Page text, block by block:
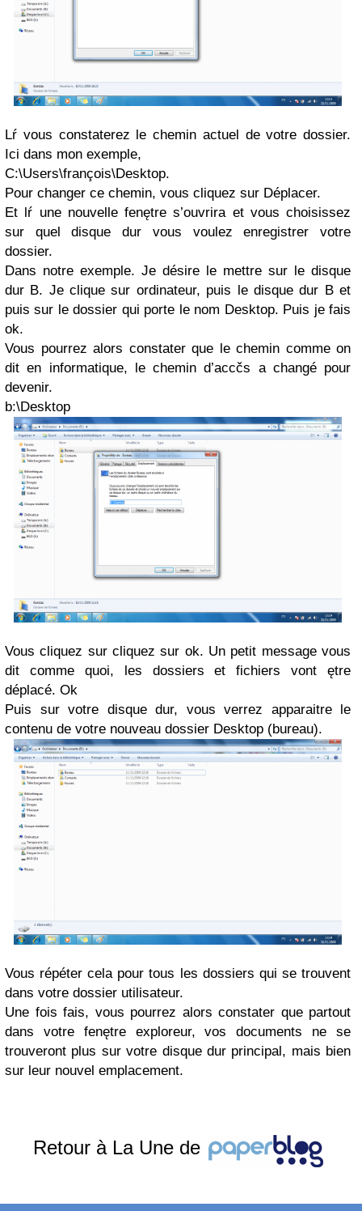
Lŕ vous constaterez le chemin actuel de votre dossier.
Ici dans mon exemple,
C:\Users\françois\Desktop.
Pour changer ce chemin, vous cliquez sur Déplacer.
Et lŕ une nouvelle fenętre s’ouvrira et vous choisissez
sur quel disque dur vous voulez enregistrer votre
dossier.
Dans notre exemple. Je désire le mettre sur le disque
dur B. Je clique sur ordinateur, puis le disque dur B et
puis sur le dossier qui porte le nom Desktop. Puis je fais
ok.
Vous pourrez alors constater que le chemin comme on
dit en informatique, le chemin d’accčs a changé pour
devenir.
b:\Desktop
Vous cliquez sur cliquez sur ok. Un petit message vous
dit comme quoi, les dossiers et fichiers vont ętre
déplacé. Ok
Puis sur votre disque dur, vous verrez apparaitre le
contenu de votre nouveau dossier Desktop (bureau).
Vous répéter cela pour tous les dossiers qui se trouvent
dans votre dossier utilisateur.
Une fois fais, vous pourrez alors constater que partout
dans votre fenętre exploreur, vos documents ne se
trouveront plus sur votre disque dur principal, mais bien
sur leur nouvel emplacement.
Retour à La Une de